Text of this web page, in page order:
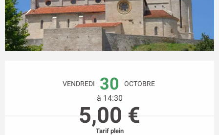
VENDREDI 30 OCTOBRE
à 14:30
5,00 €
Tarif plein